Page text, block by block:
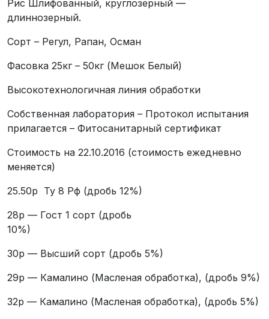
Рис Шлифованный, круглозерный —
длиннозерный.
Сорт – Регул, Рапан, Осман
Фасовка 25кг – 50кг (Мешок Белый)
Высокотехнологичная линия обработки
Собственная лаборатория – Протокол испытания
прилагается – Фитосанитарный сертификат
Стоимость на 22.10.2016 (стоимость ежедневно
меняется)
25.50р Ту 8 Рф (дробь 12%)
28р — Гост 1 сорт (дробь
10%)
30р — Высший сорт (дробь 5%)
29р — Камалино (Масленая обработка), (дробь 9%)
32р — Камалино (Масленая обработка), (дробь 5%)